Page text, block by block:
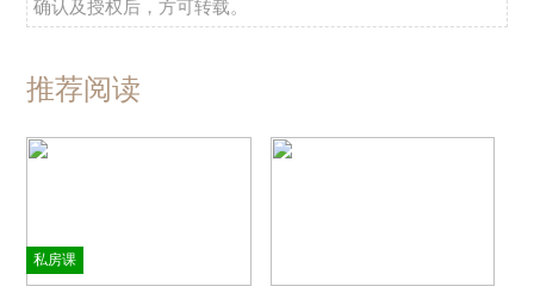
确认及授权后，方可转载。
推荐阅读
私房课